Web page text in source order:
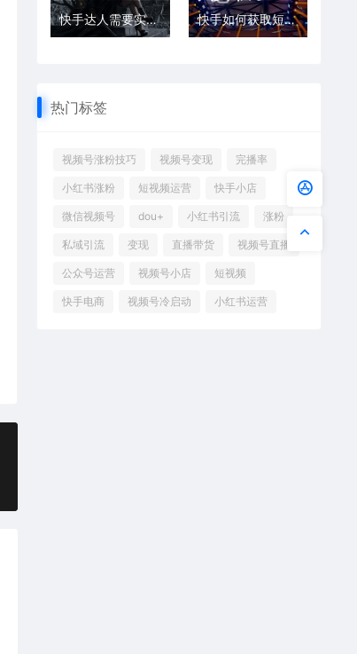
快手达人需要实名吗 快手如何获取短视频挂店铺权限
热门标签
视频号涨粉技巧 视频号变现 完播率
小红书涨粉 短视频运营 快手小店
微信视频号 dou+ 小红书引流 涨粉
私域引流 变现 直播带货 视频号直播
公众号运营 视频号小店 短视频
快手电商 视频号冷启动 小红书运营